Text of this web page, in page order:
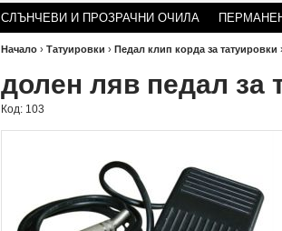
СЛЪНЧЕВИ И ПРОЗРАЧНИ ОЧИЛА
Начало › Татуировки › Педал клип корда за татуировки
долен ляв педал за
Код: 103